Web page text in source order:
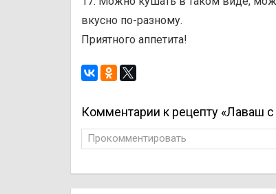
вкусно по-разному.
Приятного аппетита!
Комментарии к рецепту «Лаваш
Прокомментировать